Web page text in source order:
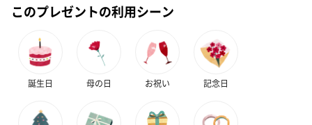
このプレゼントの利用シーン
誕生日 母の日 お祝い 記念日